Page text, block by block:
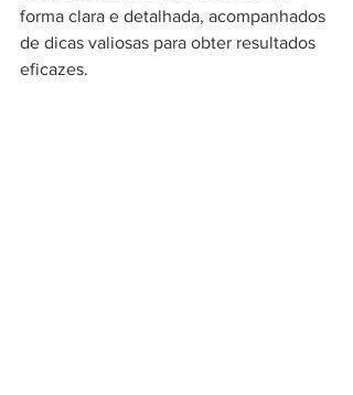
forma clara e detalhada, acompanhados
de dicas valiosas para obter resultados
eficazes.